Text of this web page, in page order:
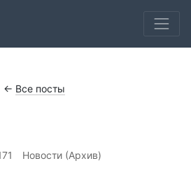
← Все посты
Новости (Архив)